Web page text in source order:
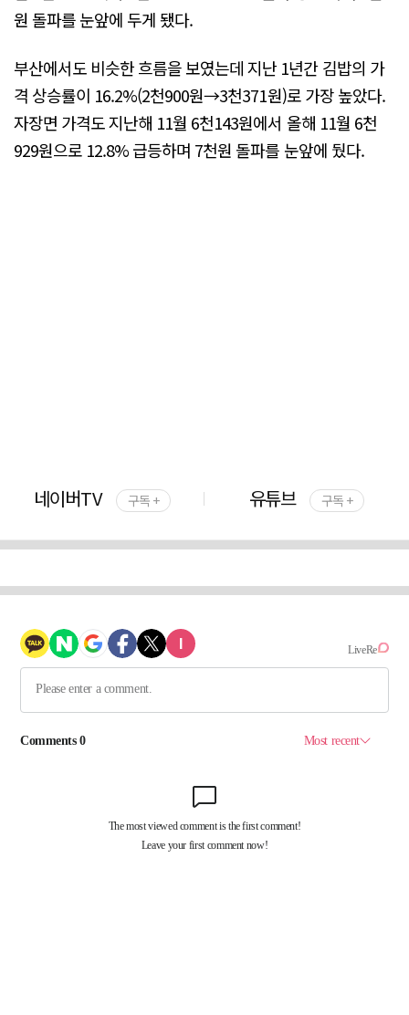
원 돌파를 눈앞에 두게 됐다.
부산에서도 비슷한 흐름을 보였는데 지난 1년간 김밥의 가
격 상승률이 16.2%(2천900원→3천371원)로 가장 높았다.
자장면 가격도 지난해 11월 6천143원에서 올해 11월 6천
929원으로 12.8% 급등하며 7천원 돌파를 눈앞에 뒀다.
네이버TV 구독 + 유튜브 구독 +